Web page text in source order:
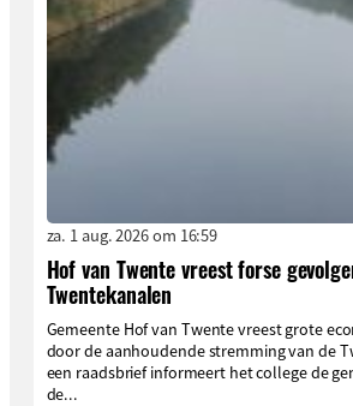
za. 1 aug. 2026 om 16:59
Hof van Twente vreest forse
Twentekanalen
Gemeente Hof van Twente vreest grote
door de aanhoudende stremming van de
een raadsbrief informeert het college de
de...